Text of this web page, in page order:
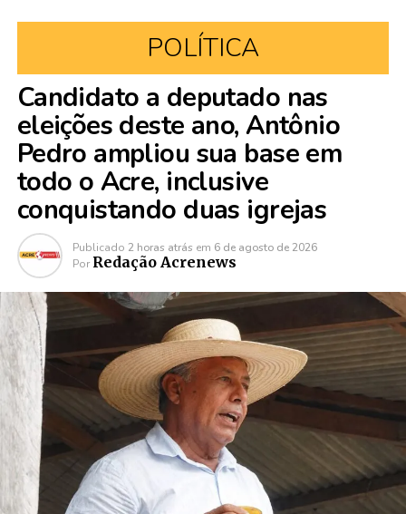
POLÍTICA
Candidato a deputado nas
eleições deste ano, Antônio
Pedro ampliou sua base em
todo o Acre, inclusive
conquistando duas igrejas
Publicado 2 horas atrás em 6 de agosto de 2026
Por Redação Acrenews